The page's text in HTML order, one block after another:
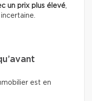
un prix plus élevé,
est en